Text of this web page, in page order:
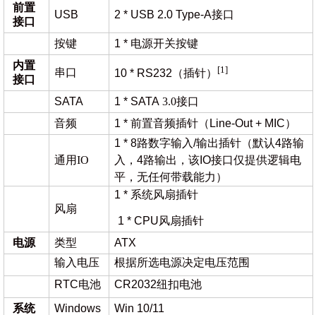
前置
接口
USB 2 * USB 2.0 Type-A接口
按键
1 * 电源开关按键
内置
接口
串口 10 * RS232（插针） [1]
SATA 1 * SATA 3.0接口
音频
1 * 前置音频插针（Line-Out + MIC）
通用IO
1 * 8路数字输入/输出插针（默认4路输
入，4路输出，该IO接口仅提供逻辑电
平，无任何带载能力）
风扇
1 * 系统风扇插针
1 * CPU风扇插针
电源
类型
ATX
输入电压
根据所选电源决定电压范围
RTC电池
CR2032纽扣电池
系统
Windows
Win 10/11